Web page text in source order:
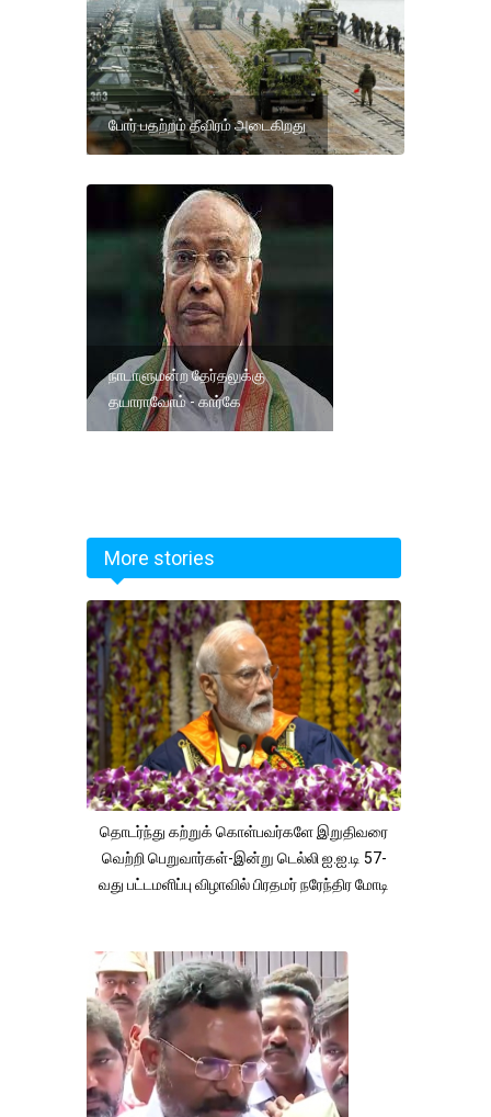
போர் பதற்றம் தீவிரம் அடைகிறது
நாடாளுமன்ற தேர்தலுக்கு
தயாராவோம் - கார்கே
More stories
தொடர்ந்து கற்றுக் கொள்பவர்களே இறுதிவரை
வெற்றி பெறுவார்கள்-இன்று டெல்லி ஐ.ஐ.டி 57-
வது பட்டமளிப்பு விழாவில் பிரதமர் நரேந்திர மோடி